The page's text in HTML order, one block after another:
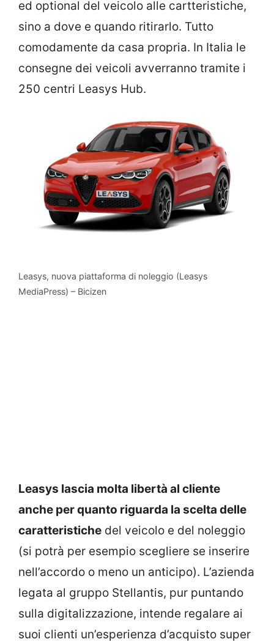
ed optional del veicolo alle cartteristiche,
sino a dove e quando ritirarlo. Tutto
comodamente da casa propria. In Italia le
consegne dei veicoli avverranno tramite i
250 centri Leasys Hub.
Leasys, nuova piattaforma di noleggio (Leasys
MediaPress) – Bicizen
Leasys lascia molta libertà al cliente
anche per quanto riguarda la scelta delle
caratteristiche del veicolo e del noleggio
(si potrà per esempio scegliere se inserire
nell’accordo o meno un anticipo). L’azienda
legata al gruppo Stellantis, pur puntando
sulla digitalizzazione, intende regalare ai
suoi clienti un’esperienza d’acquisto super